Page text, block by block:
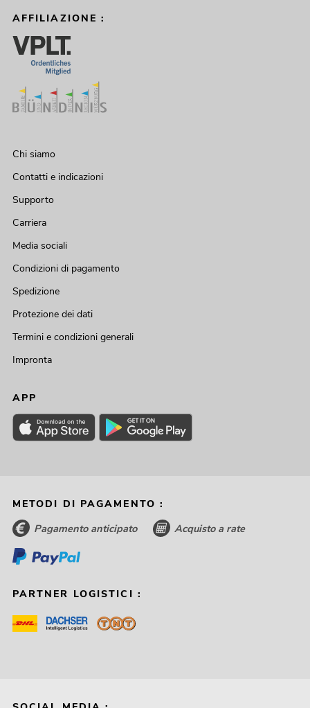
AFFILIAZIONE :
Chi siamo
Contatti e indicazioni
Supporto
Carriera
Media sociali
Condizioni di pagamento
Spedizione
Protezione dei dati
Termini e condizioni generali
Impronta
APP
METODI DI PAGAMENTO :
Pagamento anticipato Acquisto a rate
PARTNER LOGISTICI :